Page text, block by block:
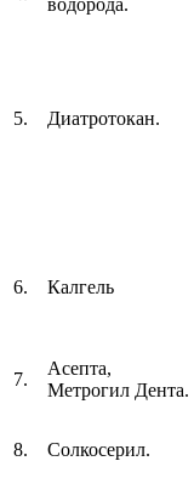
водорода.
5. Диатротокан.
6. Калгель
7.
Асепта,
Метрогил Дента.
8. Солкосерил.